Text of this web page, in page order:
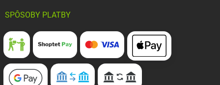
SPÔSOBY PLATBY